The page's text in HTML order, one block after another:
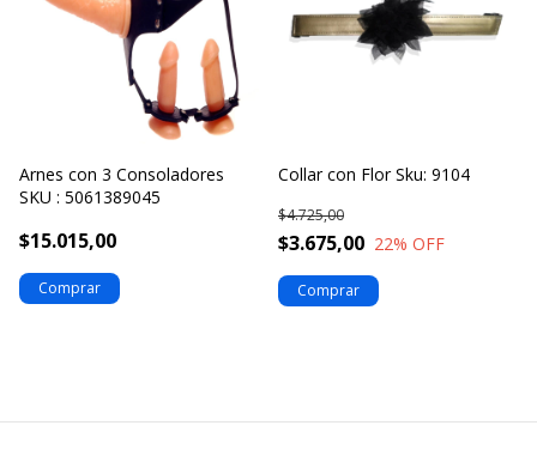
Arnes con 3 Consoladores
SKU : 5061389045
$15.015,00
Collar con Flor Sku: 9104
$3.675,00
$4.725,00
22% OFF